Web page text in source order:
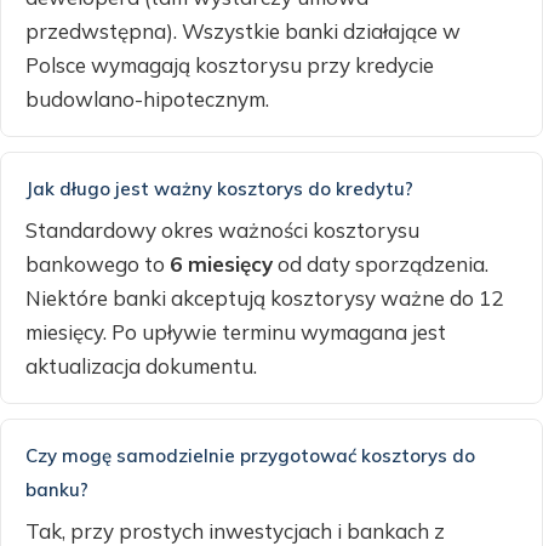
przedwstępna). Wszystkie banki działające w
Polsce wymagają kosztorysu przy kredycie
budowlano-hipotecznym.
Jak długo jest ważny kosztorys do kredytu?
Standardowy okres ważności kosztorysu
bankowego to 6 miesięcyod daty sporządzenia.
Niektóre banki akceptują kosztorysy ważne do 12
miesięcy. Po upływie terminu wymagana jest
aktualizacja dokumentu.
Czy mogę samodzielnie przygotować kosztorys do
banku?
Tak, przy prostych inwestycjach i bankach z